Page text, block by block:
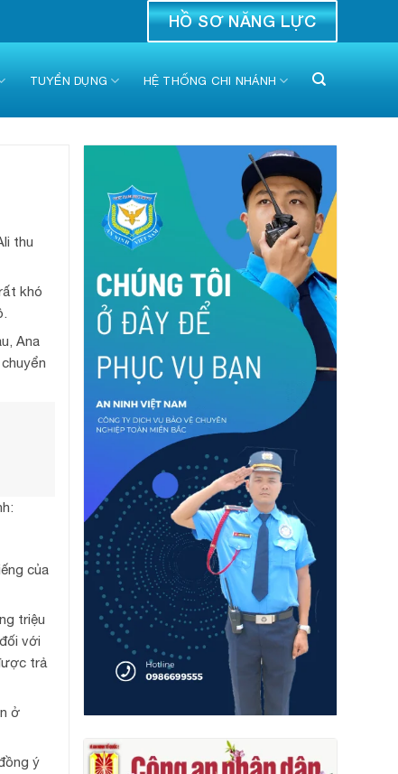
HỒ SƠ NĂNG LỰC
TUYỂN DỤNG HỆ THỐNG CHI NHÁNH
thu
khó
Ana
của
triệu
với
trả
ở
ý